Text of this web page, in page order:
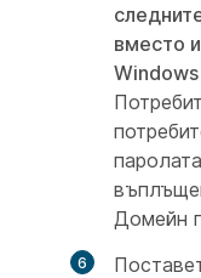
вместо
Домейн